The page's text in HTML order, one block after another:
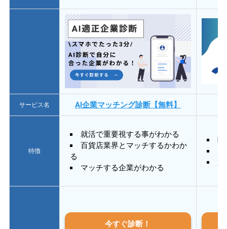
サービス名 AI企業マッチング診断【無料】
特徴
就活で重要視する事がわかる
百貨店業界とマッチするかわか
る
マッチする企業がわかる
質
今すぐ診断！